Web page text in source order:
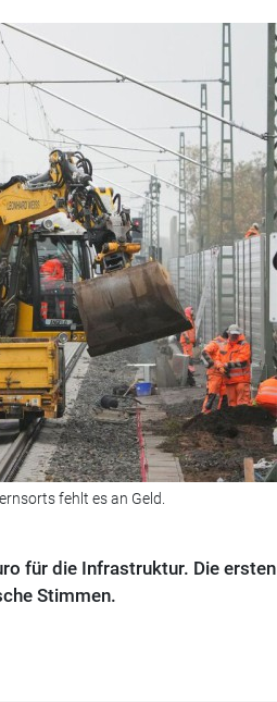
fehlt es an Geld.
für die Infrastruktur. Die ersten
Stimmen.